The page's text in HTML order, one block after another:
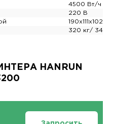
4500 Вт/ч
220 В
190x111x102
320 кг/ 345
HANRUN